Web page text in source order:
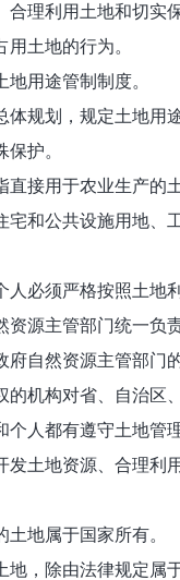
利用土地和切实保
土地的行为。
途管制制度。
划，规定土地用途
护。
用于农业生产的土
宅和公共设施用地、
必须严格按照土地
主管部门统一负责
然资源主管部门的
构对省、自治区、
都有遵守土地管理
地资源、合理利用
属于国家所有。
除由法律规定属于